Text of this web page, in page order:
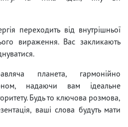
переходить від внутрішньої
вираження. Вас закликають
планета, гармонійно
надаючи вам ідеальне
Будь то ключова розмова,
ваші слова будуть мати